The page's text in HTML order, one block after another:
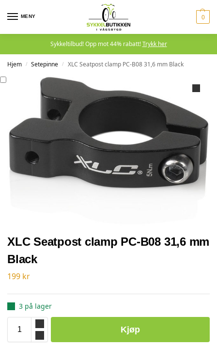
MENY 0
Sykkeltilbud! Opp mot 44% rabatt!Trykk her
Hjem / Setepinne / XLC Seatpost clamp PC-B08 31,6 mm Black
XLC Seatpost clamp PC-B08 31,6 mm
Black
199 kr
3 på lager
Kjøp